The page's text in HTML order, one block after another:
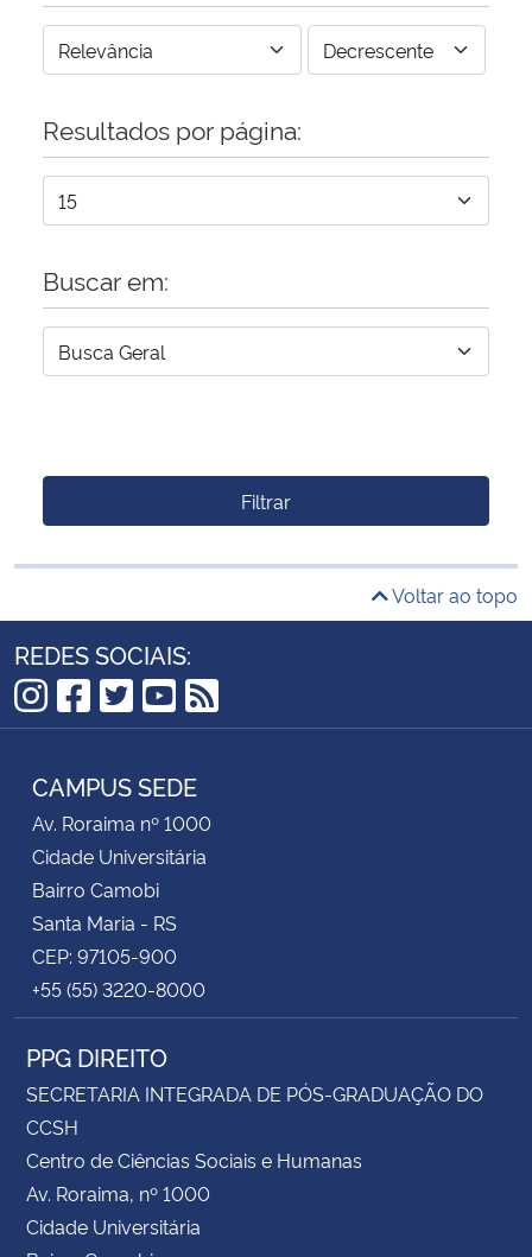
Resultados por página:
Buscar em:
Filtrar
Voltar ao topo
REDES SOCIAIS:
Instagram
Facebook
Twitter
YouTube
RSS
CAMPUS SEDE
Av. Roraima nº 1000
Cidade Universitária
Bairro Camobi
Santa Maria - RS
CEP: 97105-900
+55 (55) 3220-8000
PPG DIREITO
SECRETARIA INTEGRADA DE PÓS-GRADUAÇÃO DO
CCSH
Centro de Ciências Sociais e Humanas
Av. Roraima, nº 1000
Cidade Universitária